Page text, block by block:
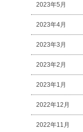
2023年5月
2023年4月
2023年3月
2023年2月
2023年1月
2022年12月
2022年11月